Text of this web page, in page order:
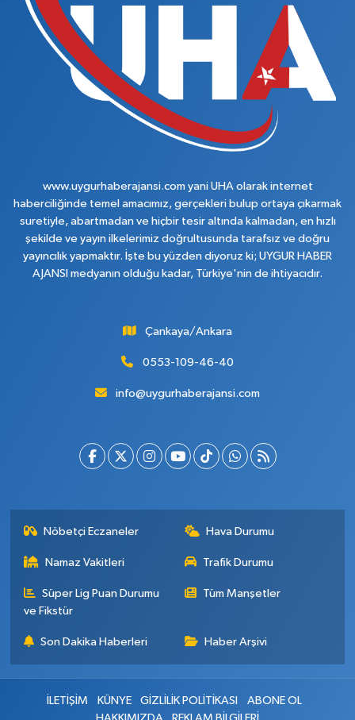
www.uygurhaberajansi.com yani UHA olarak internet
haberciliğinde temel amacımız, gerçekleri bulup ortaya çıkarmak
suretiyle, abartmadan ve hiçbir tesir altında kalmadan, en hızlı
şekilde ve yayın ilkelerimiz doğrultusunda tarafsız ve doğru
yayıncılık yapmaktır. İşte bu yüzden diyoruz ki; UYGUR HABER
AJANSI medyanın olduğu kadar, Türkiye'nin de ihtiyacıdır.
Çankaya/Ankara
0553-109-46-40
info@uygurhaberajansi.com
Nöbetçi Eczaneler Hava Durumu
Namaz Vakitleri Trafik Durumu
Süper Lig Puan Durumu
ve Fikstür
Tüm Manşetler
Son Dakika Haberleri Haber Arşivi
İLETİŞİM KÜNYE GİZLİLİK POLİTİKASI
ABONE OL